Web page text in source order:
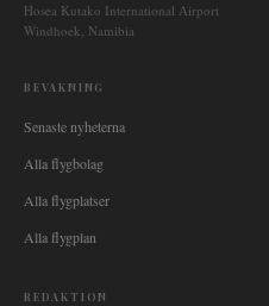
Hosea Kutako International Airport
Windhoek, Namibia
BEVAKNING
Senaste nyheterna
Alla flygbolag
Alla flygplatser
Alla flygplan
REDAKTION